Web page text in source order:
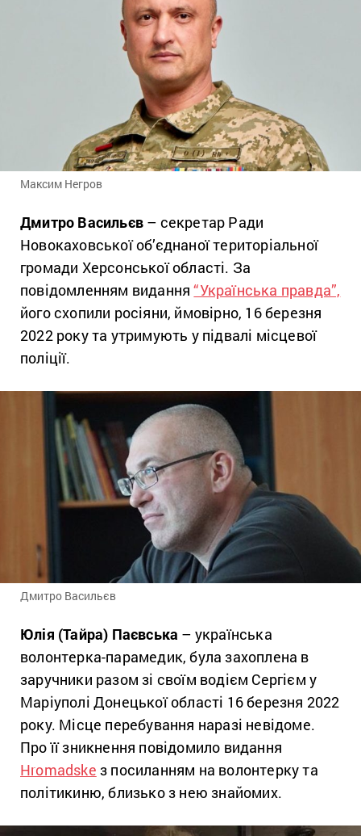
Максим Негров
Дмитро Васильєв – секретар Ради
Новокаховської об’єднаної територіальної
громади Херсонської області. За
повідомленням видання“Українська правда”,
його схопили росіяни, ймовірно, 16 березня
2022 року та утримують у підвалі місцевої
поліції.
Дмитро Васильєв
Юлія (Тайра) Паєвська – українська
волонтерка-парамедик, була захоплена в
заручники разом зі своїм водієм Сергієм у
Маріуполі Донецької області 16 березня 2022
року. Місце перебування наразі невідоме.
Про її зникнення повідомило видання
Hromadske з посиланням на волонтерку та
політикиню, близько з нею знайомих.